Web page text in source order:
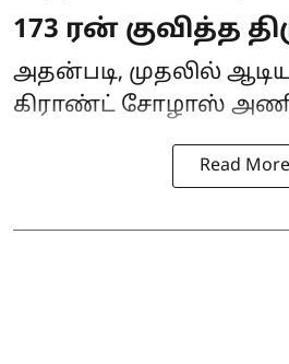
173 ரன் குவித்த
அதன்படி, முதலில் ஆடிய
கிராண்ட் சோழாஸ்
Read More